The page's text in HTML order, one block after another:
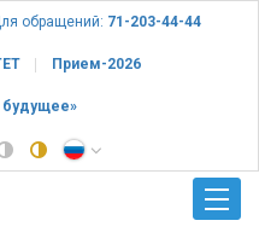
обращений: 71-203-44-44
Прием-2026
будущее»